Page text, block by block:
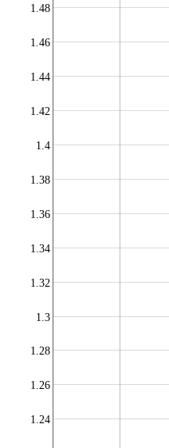
1.24
1.26
1.28
1.3
1.32
1.34
1.36
1.38
1.4
1.42
1.44
1.46
1.48